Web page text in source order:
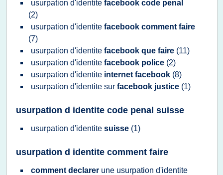
usurpation d'identite facebook code penal
(2)
usurpation d'identite facebook comment faire
(7)
usurpation d'identite facebook que faire (11)
usurpation d'identite facebook police (2)
usurpation d'identite internet facebook (8)
usurpation d'identite sur facebook justice (1)
usurpation d identite code penal suisse
usurpation d'identite suisse (1)
usurpation d identite comment faire
comment declarer une usurpation d'identite